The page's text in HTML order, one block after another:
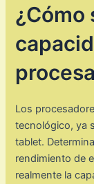
¿Cómo
Los
tecnológico, ya
tablet.
rendimiento de
realmente la